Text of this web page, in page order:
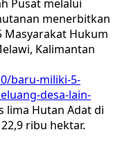
Pusat melalui
menerbitkan
Masyarakat Hukum
Kalimantan
baru-miliki-5-
desa-lain-
lima Hutan Adat di
ribu hektar.